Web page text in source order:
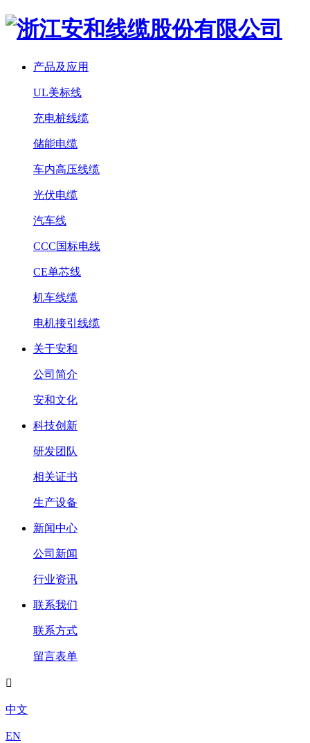
产品及应用
UL美标线
充电桩线缆
储能电缆
车内高压线缆
光伏电缆
汽车线
CCC国标电线
CE单芯线
机车线缆
电机接引线缆
关于安和
公司简介
安和文化
科技创新
研发团队
相关证书
生产设备
新闻中心
公司新闻
行业资讯
联系我们
联系方式
留言表单

中文
EN